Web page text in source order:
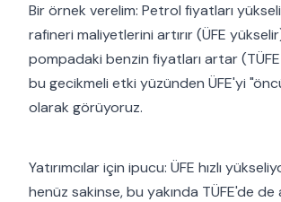
Bir örnek verelim: Petrol fiyatları
rafineri maliyetlerini artırır (ÜFE
pompadaki benzin fiyatları artar
bu gecikmeli etki yüzünden ÜFE'yi
olarak görüyoruz.
Yatırımcılar için ipucu: ÜFE hızlı
henüz sakinse, bu yakında TÜFE'de de